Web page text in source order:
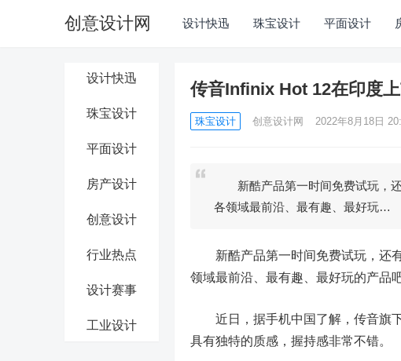
创意设计网 设计快迅 珠宝设计 平面设计
设计快迅
珠宝设计
平面设计
房产设计
创意设计
行业热点
设计赛事
工业设计
传音Infinix Hot 12在印度
珠宝设计 创意设计网 2022年8月18日
新酷产品第一时间免费试玩，还
各领域最前沿、最有趣、最好玩…
新酷产品第一时间免费试玩，还有
领域最前沿、最有趣、最好玩的产品
近日，据手机中国了解，传音旗下
具有独特的质感，握持感非常不错。